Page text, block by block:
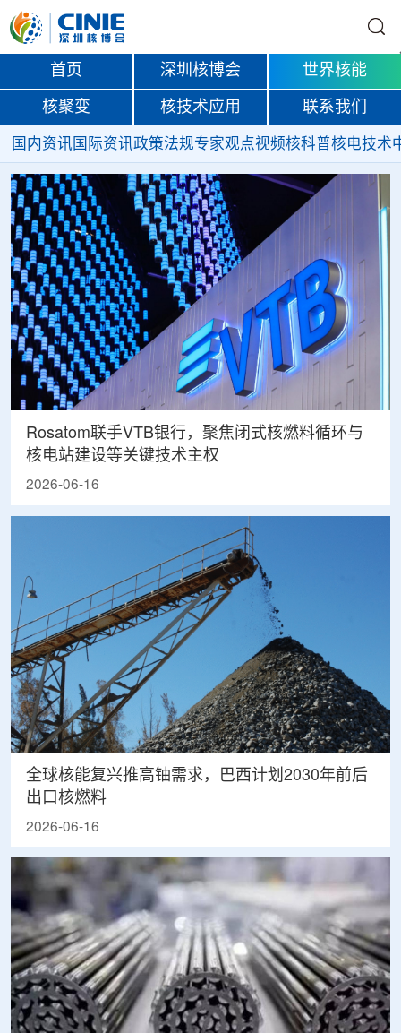
首页 深圳核博会 世界核能
核聚变 核技术应用 联系我们
国内资讯 国际资讯政策法规专家观点视频核科普核电技术
Rosatom联手VTB银行，聚焦闭式核燃料循环与
核电站建设等关键技术主权
2026-06-16
全球核能复兴推高铀需求，巴西计划2030年前后
出口核燃料
2026-06-16